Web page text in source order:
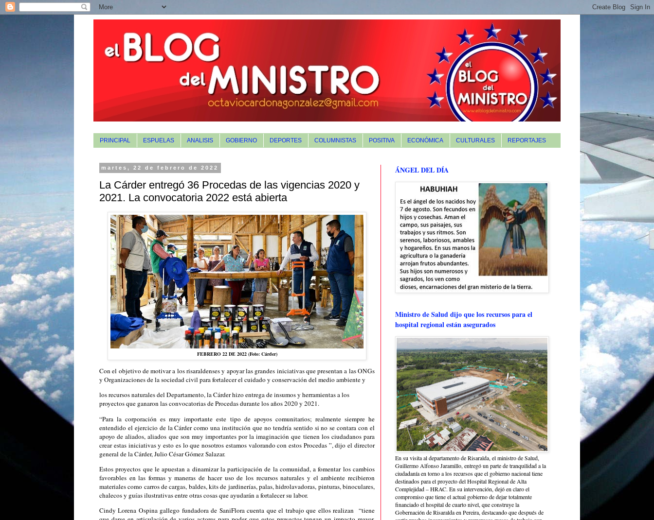
PRINCIPAL ESPUELAS ANALISIS GOBIERNO DEPORTES COLUMNISTAS POSITIVA ECONÓMICA CULTURALES REPORTAJES
martes, 22 de febrero de 2022
La Cárder entregó 36 Procedas de las vigencias 2020 y
2021. La convocatoria 2022 está abierta
FEBRERO 22 DE 2022 (Foto: Cárder)
Con el objetivo de motivar a los risaraldenses y apoyar las grandes iniciativas que presentan a las ONGs
y Organizaciones de la sociedad civil para fortalecer el cuidado y conservación del medio ambiente y
los recursos naturales del Departamento, la Cárder hizo entrega de insumos y herramientas a los
proyectos que ganaron las convocatorias de Procedas durante los años 2020 y 2021.
“Para la corporación es muy importante este tipo de apoyos comunitarios; realmente siempre he
entendido el ejercicio de la Cárder como una institución que no tendría sentido si no se contara con el
apoyo de aliados, aliados que son muy importantes por la imaginación que tienen los ciudadanos para
crear estas iniciativas y esto es lo que nosotros estamos valorando con estos Procedas ”, dijo el director
general de la Cárder, Julio César Gómez Salazar.
Estos proyectos que le apuestan a dinamizar la participación de la comunidad, a fomentar los cambios
favorables en las formas y maneras de hacer uso de los recursos naturales y el ambiente recibieron
materiales como carros de cargas, baldes, kits de jardinerías, palas, hidrolavadoras, pinturas, binoculares,
chalecos y guías ilustrativas entre otras cosas que ayudarán a fortalecer su labor.
Cindy Lorena Ospina gallego fundadora de SaniFlora cuenta que el trabajo que ellos realizan “tiene
ÁNGEL DEL DÍA
Ministro de Salud dijo que los recursos para el
hospital regional están asegurados
En su visita al departamento de Risaralda, el ministro de Salud,
Guillermo Alfonso Jaramillo, entregó un parte de tranquilidad a la
ciudadanía en torno a los recursos que el gobierno nacional tiene
destinados para el proyecto del Hospital Regional de Alta
Complejidad – HRAC. En su intervención, dejó en claro el
compromiso que tiene el actual gobierno de dejar totalmente
financiado el hospital de cuarto nivel, que construye la
Gobernación de Risaralda en Pereira, destacando que después de